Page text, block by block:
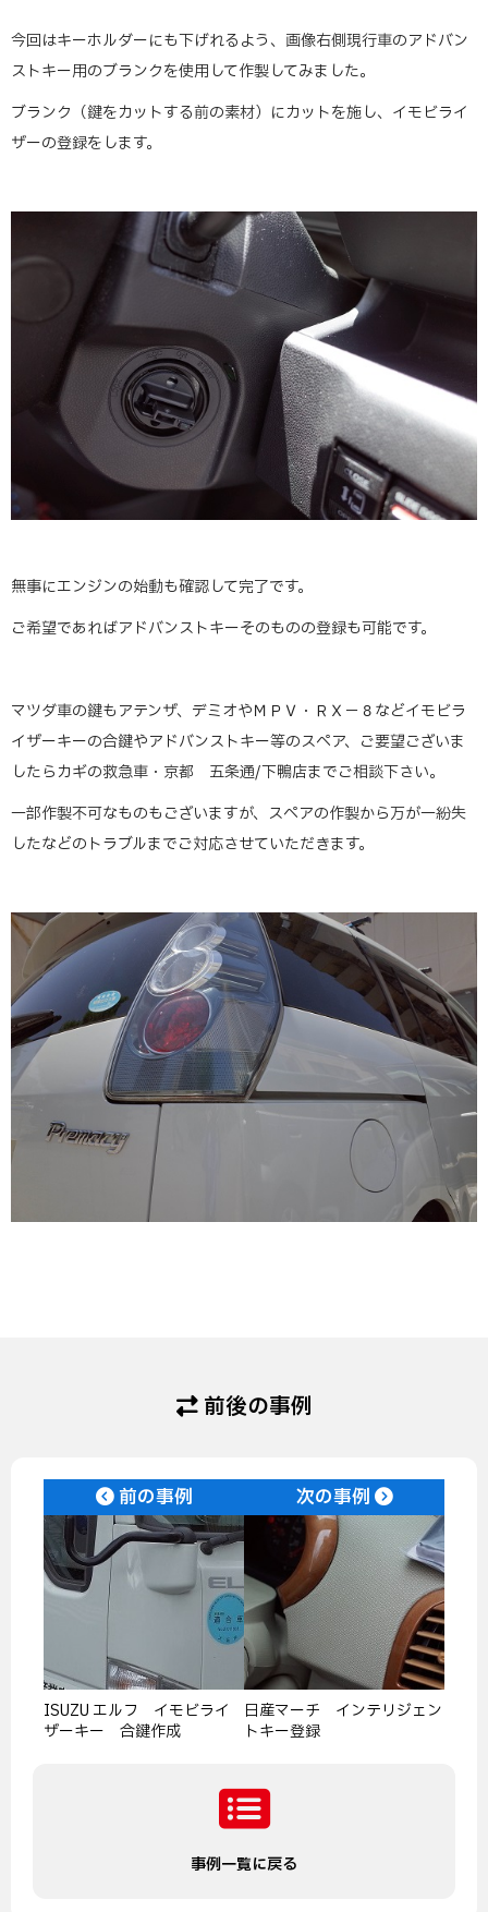
今回はキーホルダーにも下げれるよう、画像右側現行車のアドバン
ストキー用のブランクを使用して作製してみました。
ブランク（鍵をカットする前の素材）にカットを施し、イモビライ
ザーの登録をします。
無事にエンジンの始動も確認して完了です。
ご希望であればアドバンストキーそのものの登録も可能です。
マツダ車の鍵もアテンザ、デミオやＭＰＶ・ＲＸ－８などイモビラ
イザーキーの合鍵やアドバンストキー等のスペア、ご要望ございま
したらカギの救急車・京都 五条通/下鴨店までご相談下さい。
一部作製不可なものもございますが、スペアの作製から万が一紛失
したなどのトラブルまでご対応させていただきます。
前後の事例
前の事例
ISUZU エルフ イモビライ
ザーキー 合鍵作成
事例一覧に戻る
次の事例
日産マーチ インテリジェン
トキー登録